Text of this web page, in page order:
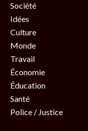
Société
Idées
Culture
Monde
Travail
Économie
Éducation
Santé
Police / Justice